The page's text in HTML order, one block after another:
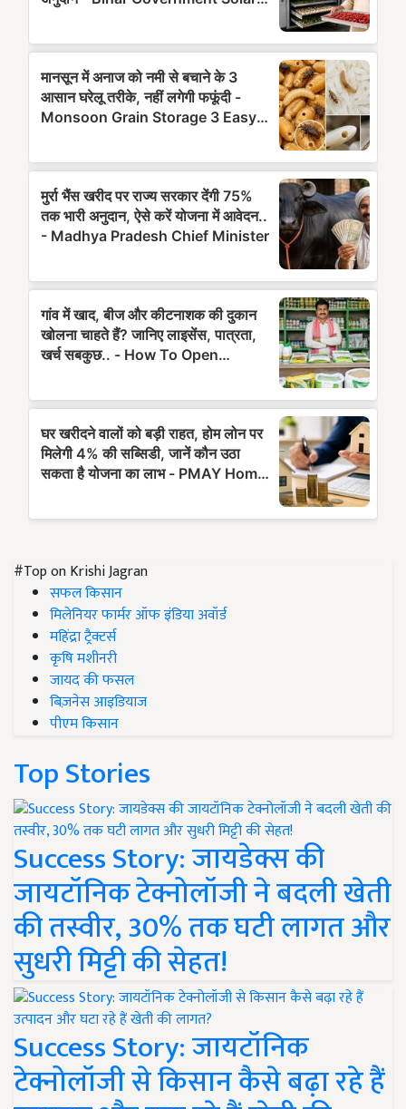
#Top on Krishi Jagran
सफल किसान
मिलेनियर फार्मर ऑफ इंडिया अवॉर्ड
महिंद्रा ट्रैक्टर्स
कृषि मशीनरी
जायद की फसल
बिज़नेस आइडियाज
पीएम किसान
Top Stories
Success Story: जायडेक्स की
जायटॉनिक टेक्नोलॉजी ने बदली खेती
की तस्वीर, 30% तक घटी लागत और
सुधरी मिट्टी की सेहत!
Success Story: जायटॉनिक
टेक्नोलॉजी से किसान कैसे बढ़ा रहे हैं